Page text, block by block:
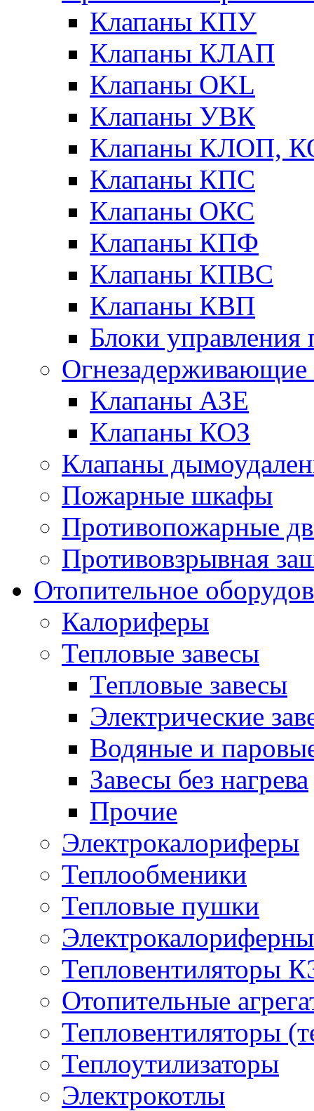
Клапаны КПУ
Клапаны КЛАП
Клапаны OKL
Клапаны УВК
Клапаны КЛОП,
Клапаны КПС
Клапаны ОКС
Клапаны КПФ
Клапаны КПВС
Клапаны КВП
Блоки
Огнезадерживающие
Клапаны АЗЕ
Клапаны КОЗ
Клапаны
Пожарные шкафы
Противопожарные
Противовзрывная
Отопительное
Калориферы
Тепловые завесы
Тепловые завесы
Электрические
Водяные и
Завесы без нагрева
Прочие
Электрокалориферы
Теплообменики
Тепловые пушки
Тепловентиляторы
Отопительные
Тепловентиляторы
Теплоутилизаторы
Электрокотлы